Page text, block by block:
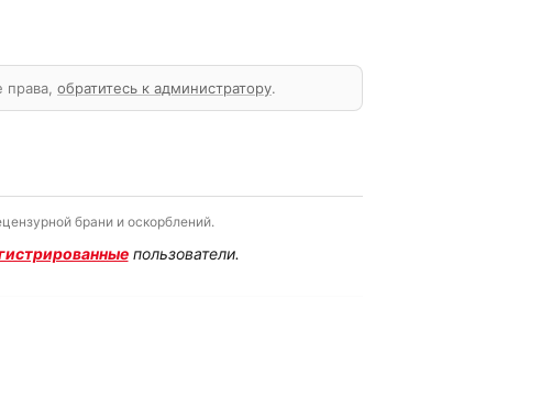
обратитесь к администратору.
брани и оскорблений.
пользователи.